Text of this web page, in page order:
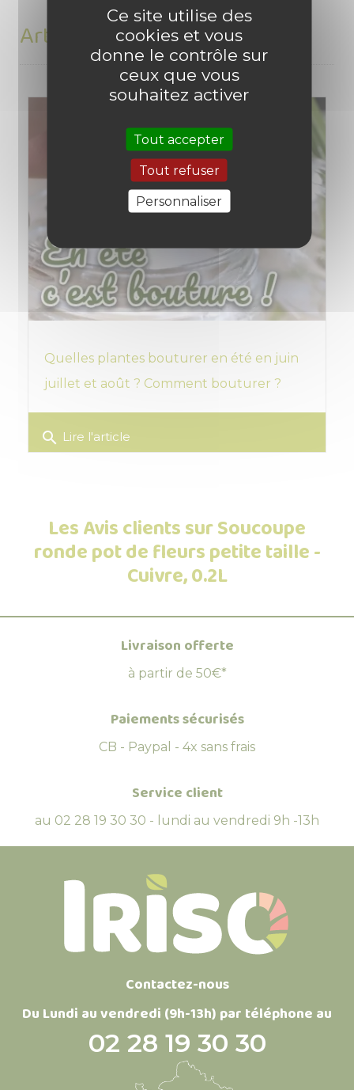
Articles du blog en relation
Quelles plantes bouturer en été en juin
juillet et août ? Comment bouturer ?
search Lire l'article
Les Avis clients sur Soucoupe
ronde pot de fleurs petite taille -
Cuivre, 0.2L
Livraison offerte
à partir de 50€*
Paiements sécurisés
CB - Paypal - 4x sans frais
Service client
au 02 28 19 30 30 - lundi au vendredi 9h -13h
Contactez-nous
Du Lundi au vendredi (9h-13h) par téléphone au
02 28 19 30 30
Ce site utilise des
cookies et vous
donne le contrôle sur
ceux que vous
souhaitez activer
Tout accepter
Tout refuser
Personnaliser